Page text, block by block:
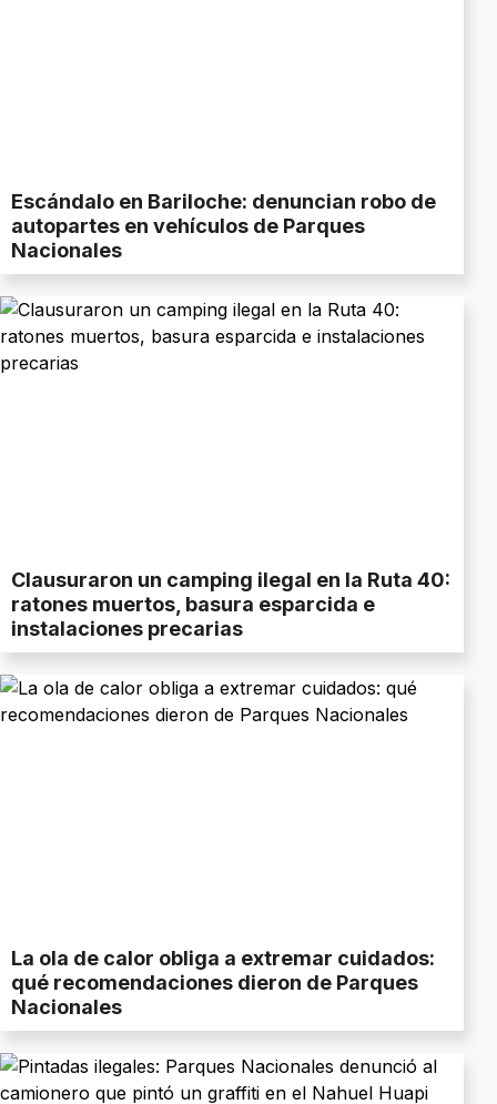
Escándalo en Bariloche: denuncian robo de
autopartes en vehículos de Parques
Nacionales
Clausuraron un camping ilegal en la Ruta 40:
ratones muertos, basura esparcida e
instalaciones precarias
La ola de calor obliga a extremar cuidados:
qué recomendaciones dieron de Parques
Nacionales